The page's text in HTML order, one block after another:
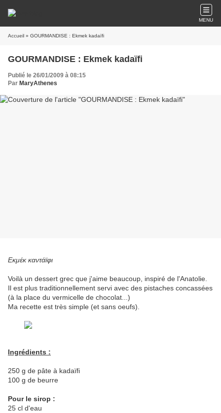
MENU
Accueil » GOURMANDISE : Ekmek kadaïfi
GOURMANDISE : Ekmek kadaïfi
Publié le 26/01/2009 à 08:15
Par MaryAthenes
Εκμέκ καντάϊφι
Voilà un dessert grec que j'aime beaucoup, inspiré de l'Anatolie.
Il est plus traditionnellement servi avec des pistaches concassées
(à la place du vermicelle de chocolat...)
Ma recette est très simple (et sans oeufs).
Ingrédients :
250 g de pâte à kadaïfi
100 g de beurre
Pour le sirop :
25 cl d'eau